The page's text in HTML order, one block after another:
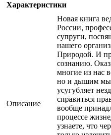
Характеристики
Описание
Новая книга
России,
супруги,
нашего
Природой. И
сознанию.
многие из нас
но и дышим мы
усугубляет
справиться
вообще
процессе
узнаете, что